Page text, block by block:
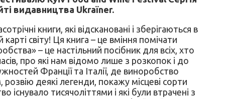
видавництва Ukraїner.
книги, які відскановані і зберігаються в
світу! Ця книга – це вміння помічати
– це настільний посібник для всіх, хто
про які нам відомо лише з розкопок і до
Франції та Італії, де виноробство
деякі легенди, покажу місцеві сорти
існувало тисячоліттями і які були втрачені з